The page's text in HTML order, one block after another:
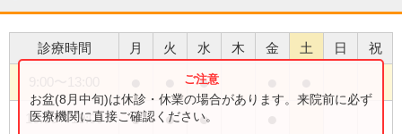
診療時間 月 火 水 木 金 土 日 祝
●
16:00〜19:00 ● ● ●
お盆(8月中旬)は休診・休業の場合があります。来院前に必ず
医療機関に直接ご確認ください。